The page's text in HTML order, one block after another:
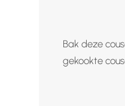
Bak deze
gekookte